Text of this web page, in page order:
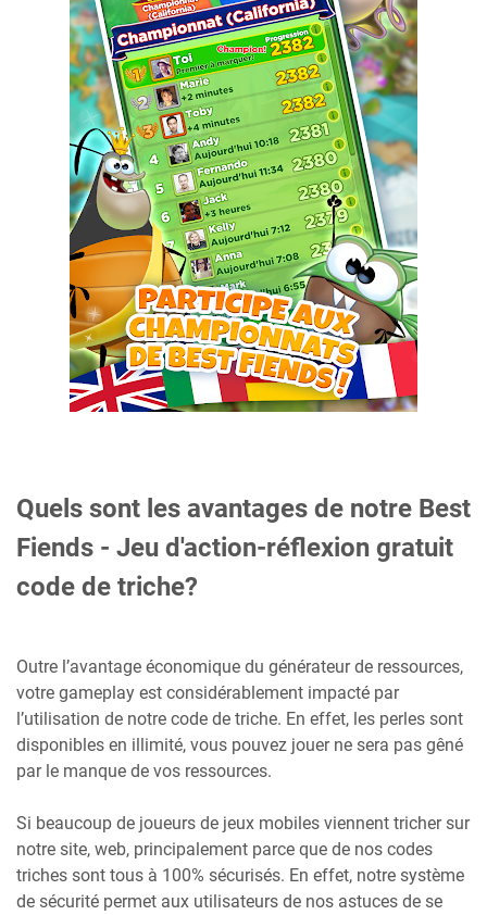
Quels sont les avantages de notre Best
Fiends - Jeu d'action-réflexion gratuit
code de triche?
Outre l’avantage économique du générateur de ressources,
votre gameplay est considérablement impacté par
l’utilisation de notre code de triche. En effet, les perles sont
disponibles en illimité, vous pouvez jouer ne sera pas gêné
par le manque de vos ressources.
Si beaucoup de joueurs de jeux mobiles viennent tricher sur
notre site, web, principalement parce que de nos codes
triches sont tous à 100% sécurisés. En effet, notre système
de sécurité permet aux utilisateurs de nos astuces de se